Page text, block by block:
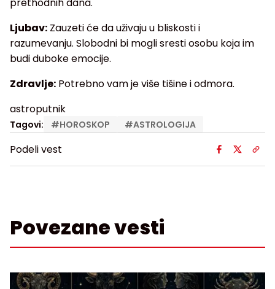
prethodnih dana.
Ljubav: Zauzeti će da uživaju u bliskosti i
razumevanju. Slobodni bi mogli sresti osobu koja im
budi duboke emocije.
Zdravlje: Potrebno vam je više tišine i odmora.
astroputnik
Tagovi: #HOROSKOP #ASTROLOGIJA
Podeli vest
Povezane vesti